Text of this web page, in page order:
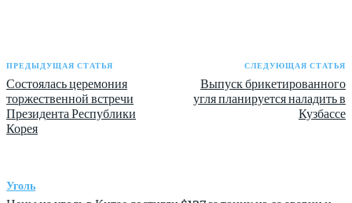
ПРЕДЫДУЩАЯ СТАТЬЯ
Состоялась церемония
торжественной встречи
Президента Республики
Корея
СЛЕДУЮЩАЯ СТАТЬЯ
Выпуск брикетированного
угля планируется наладить в
Кузбассе
Уголь